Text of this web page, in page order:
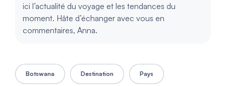
ici l’actualité du voyage et les tendances du
moment. Hâte d’échanger avec vous en
commentaires, Anna.
Botswana Destination Pays